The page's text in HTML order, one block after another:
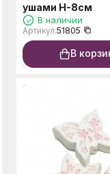
ушами H-8см
В наличии
Артикул:51805
В